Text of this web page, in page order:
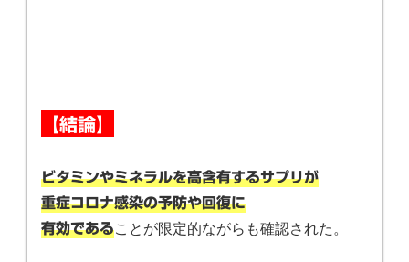
【結論】
ビタミンやミネラルを高含有するサプリが
重症コロナ感染の予防や回復に
有効であることが限定的ながらも確認された。